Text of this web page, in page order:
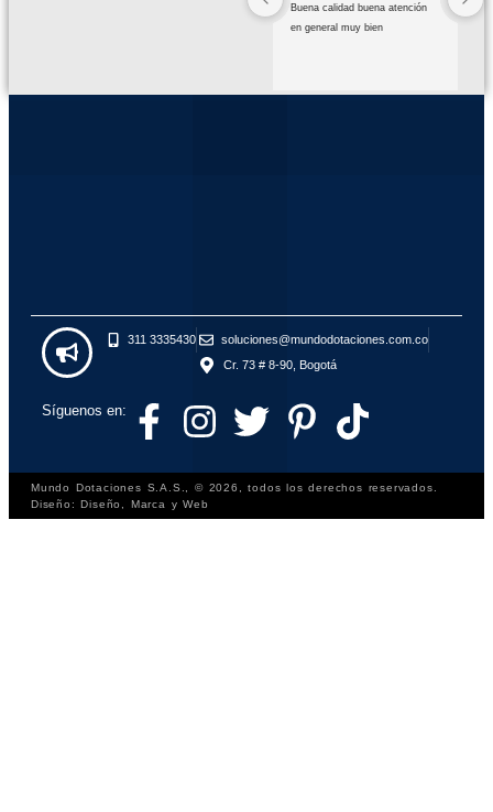
Buena calidad buena atención
en general muy bien
311 3335430
soluciones@mundodotaciones.com.co
Cr. 73 # 8-90, Bogotá
Síguenos en:
Mundo Dotaciones S.A.S., © 2026, todos los derechos reservados.
Diseño: Diseño, Marca y Web